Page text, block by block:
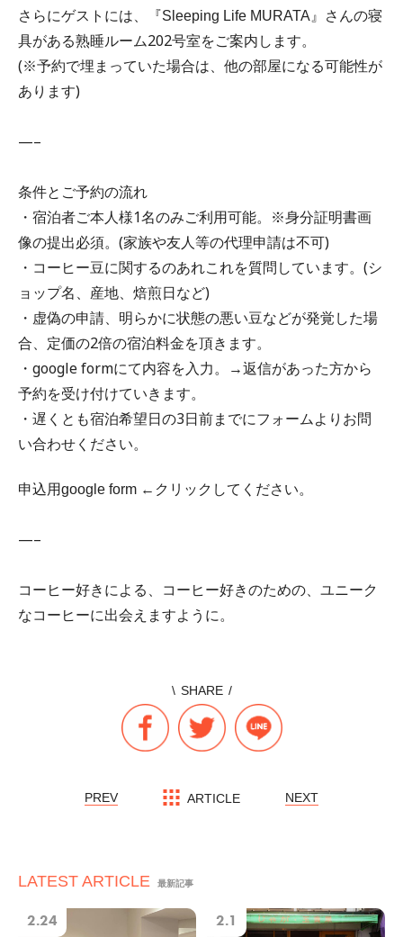
さらにゲストには、『Sleeping Life MURATA』さんの寝
具がある熟睡ルーム202号室をご案内します。
(※予約で埋まっていた場合は、他の部屋になる可能性が
あります)
—–
条件とご予約の流れ
・宿泊者ご本人様1名のみご利用可能。※身分証明書画
像の提出必須。(家族や友人等の代理申請は不可)
・コーヒー豆に関するのあれこれを質問しています。(シ
ョップ名、産地、焙煎日など)
・虚偽の申請、明らかに状態の悪い豆などが発覚した場
合、定価の2倍の宿泊料金を頂きます。
・google formにて内容を入力。→返信があった方から
予約を受け付けていきます。
・遅くとも宿泊希望日の3日前までにフォームよりお問
い合わせください。
申込用google form ←クリックしてください。
—–
コーヒー好きによる、コーヒー好きのための、ユニーク
なコーヒーに出会えますように。
\ SHARE /
投
稿
ー
シ
ョ
ン
PREV NEXT
ARTICLE
LATEST ARTICLE 最新記事
2.24 2.1